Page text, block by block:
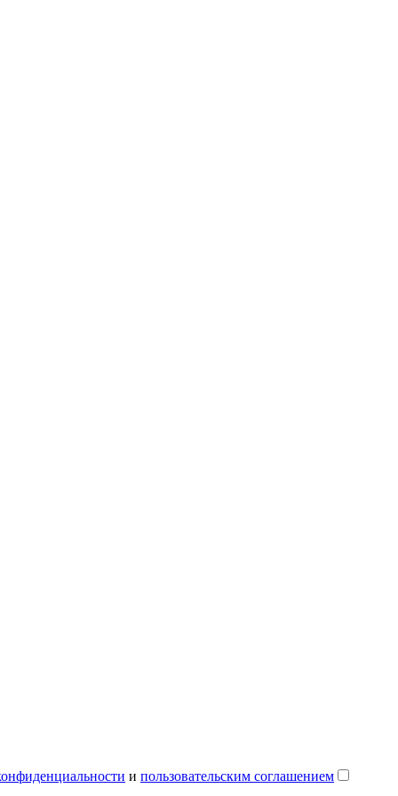
и пользовательским соглашением